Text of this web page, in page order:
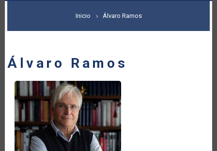
SOBRESCRIBIR
ENLACES
DE
AYUDA
LA
NAVEGACIÓN
Inicio Álvaro Ramos
Álvaro Ramos